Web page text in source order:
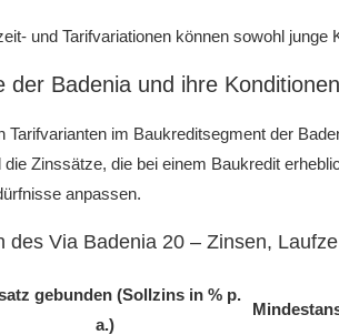
und Tarifvariationen können sowohl
der Badenia und ihre
Tarifvarianten im Baukreditsegment der
die Zinssätze, die bei einem Baukredit
anpassen.
des Via Badenia 20 – Zinsen,
gebunden (Sollzins in % p.
a.)